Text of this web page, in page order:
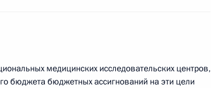
с членами Правительства
медицинских исследовательских центров,
бюджета бюджетных ассигнований на эти цели